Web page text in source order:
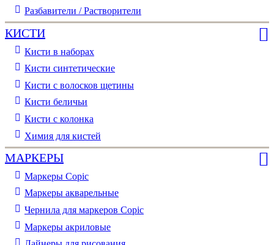
Разбавители / Растворители
КИСТИ
Кисти в наборах
Кисти синтетические
Кисти с волосков щетины
Кисти беличьи
Кисти с колонка
Химия для кистей
МАРКЕРЫ
Маркеры Copic
Маркеры акварельные
Чернила для маркеров Copic
Маркеры акриловые